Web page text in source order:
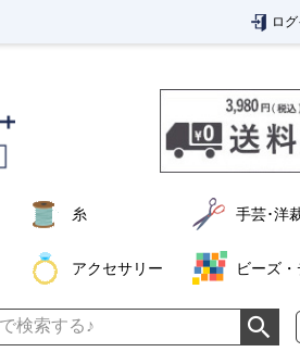
ロ
糸 手芸･洋
アクセサリー ビーズ・